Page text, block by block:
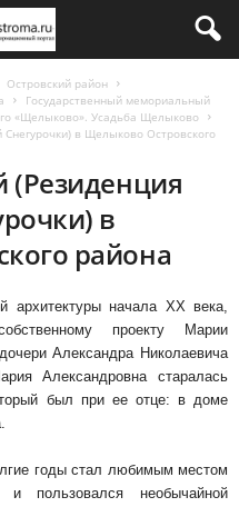
Островский район
Государственный мемориальный
«Щелыково». Усадьба Щелыково
Снегурочки) в Щелыково Островского
(Резиденция
в
района
архитектуры начала XX века,
проекту Марии
Александра Николаевича
Александровна старалась
был при ее отце: в доме
годы стал любимым местом
пользовался необычайной